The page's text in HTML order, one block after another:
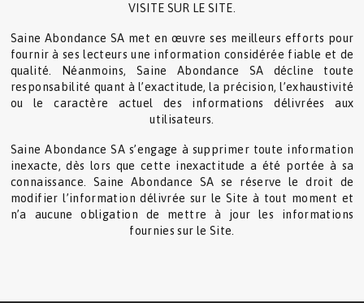
VISITE SUR LE SITE.
Saine Abondance SA met en œuvre ses meilleurs efforts pour
fournir à ses lecteurs une information considérée fiable et de
qualité. Néanmoins, Saine Abondance SA décline toute
responsabilité quant à l’exactitude, la précision, l’exhaustivité
ou le caractère actuel des informations délivrées aux
utilisateurs.
Saine Abondance SA s’engage à supprimer toute information
inexacte, dès lors que cette inexactitude a été portée à sa
connaissance. Saine Abondance SA se réserve le droit de
modifier l’information délivrée sur le Site à tout moment et
n’a aucune obligation de mettre à jour les informations
fournies sur le Site.